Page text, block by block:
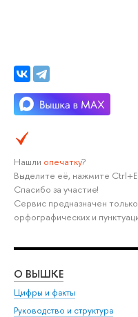
Нашли опечатку?
Выделите её, нажмите
Спасибо за участие!
Сервис предназначен
орфографических и
О ВЫШКЕ
Цифры и факты
Руководство и структура